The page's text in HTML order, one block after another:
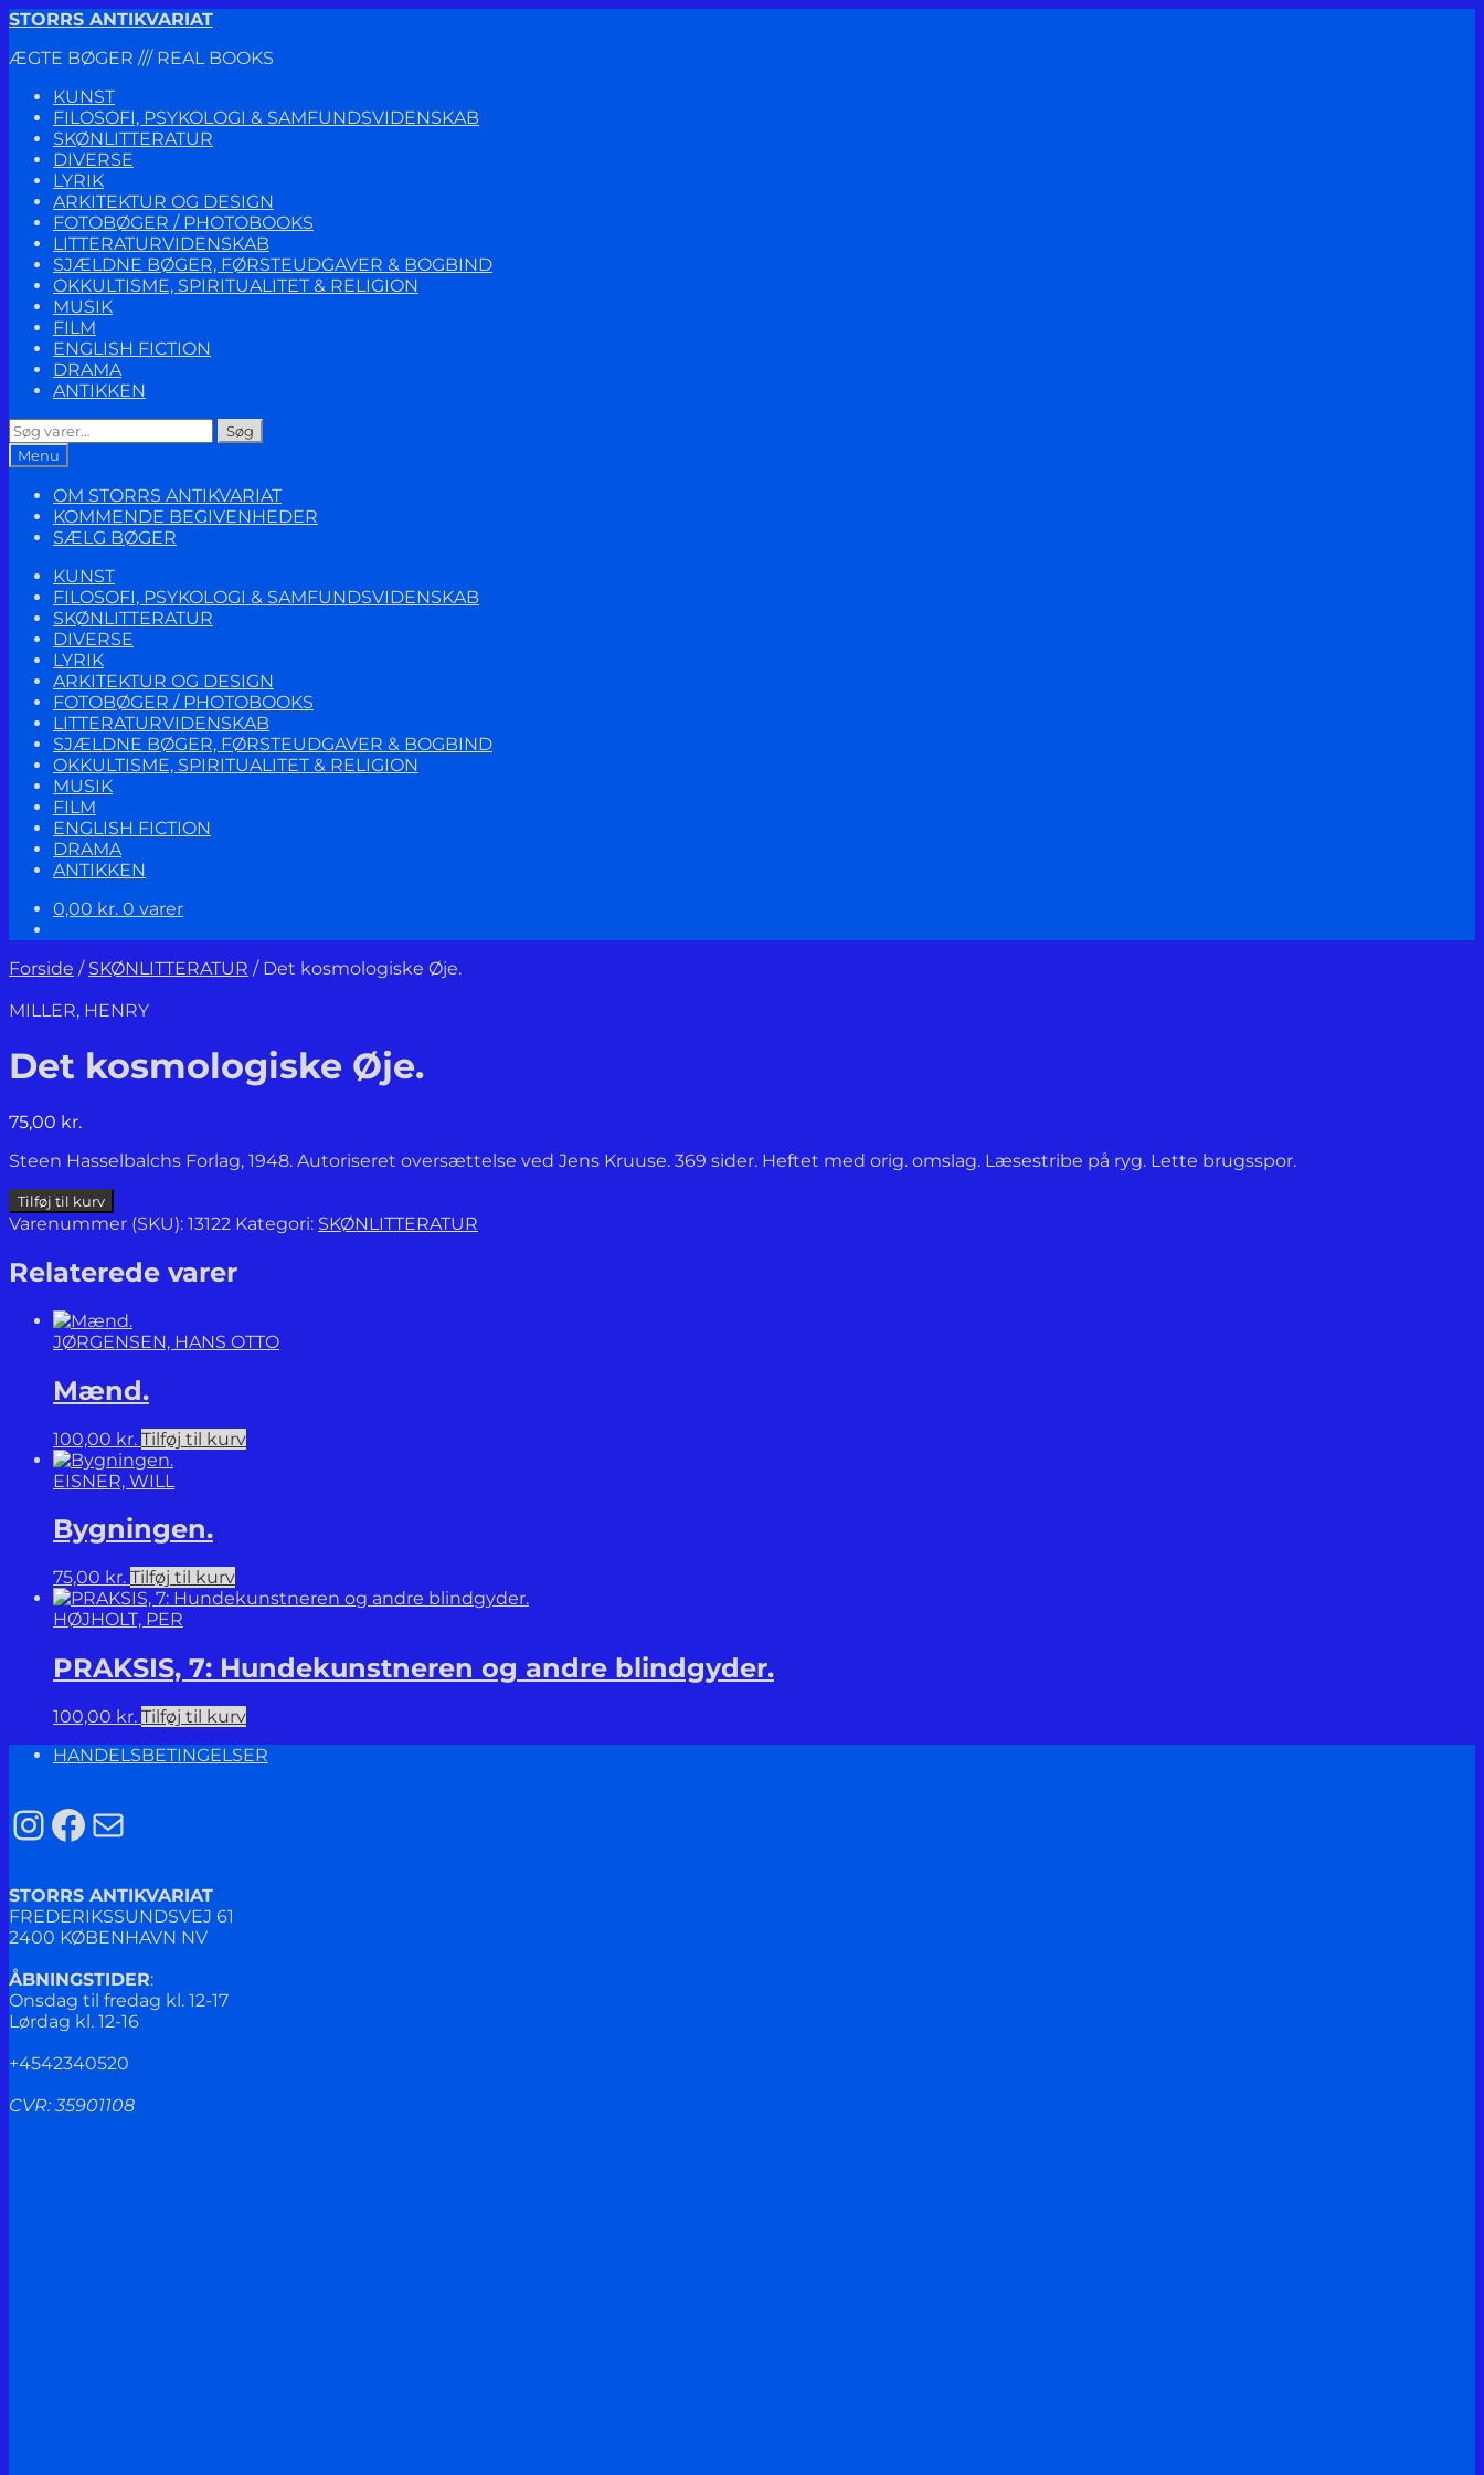
Spring
navigation
Spring
indhold
STORRS ANTIKVARIAT
ÆGTE BØGER /// REAL BOOKS
KUNST
FILOSOFI, PSYKOLOGI & SAMFUNDSVIDENSKAB
SKØNLITTERATUR
DIVERSE
LYRIK
ARKITEKTUR OG DESIGN
FOTOBØGER / PHOTOBOOKS
LITTERATURVIDENSKAB
SJÆLDNE BØGER, FØRSTEUDGAVER & BOGBIND
OKKULTISME, SPIRITUALITET & RELIGION
MUSIK
FILM
ENGLISH FICTION
DRAMA
ANTIKKEN
Søg
efter:
Søg
Menu
OM STORRS ANTIKVARIAT
KOMMENDE BEGIVENHEDER
SÆLG BØGER
KUNST
FILOSOFI, PSYKOLOGI & SAMFUNDSVIDENSKAB
SKØNLITTERATUR
DIVERSE
LYRIK
ARKITEKTUR OG DESIGN
FOTOBØGER / PHOTOBOOKS
LITTERATURVIDENSKAB
SJÆLDNE BØGER, FØRSTEUDGAVER & BOGBIND
OKKULTISME, SPIRITUALITET & RELIGION
MUSIK
FILM
ENGLISH FICTION
DRAMA
ANTIKKEN
0,00 kr. 0 varer
Forside / SKØNLITTERATUR / Det kosmologiske Øje.
MILLER, HENRY
Det kosmologiske Øje.
75,00 kr.
Steen Hasselbalchs Forlag, 1948. Autoriseret oversættelse ved Jens Kruuse. 369 sider. Heftet med orig. omslag. Læsestribe på ryg. Lette brugsspor.
Det
kosmologiske
antal
Tilføj til kurv
Varenummer (SKU): 13122 Kategori: SKØNLITTERATUR
Relaterede varer
JØRGENSEN, HANS OTTO
Mænd.
100,00 kr. Tilføj til kurv
EISNER, WILL
Bygningen.
75,00 kr. Tilføj til kurv
HØJHOLT, PER
PRAKSIS, 7: Hundekunstneren og andre blindgyder.
100,00 kr. Tilføj til kurv
HANDELSBETINGELSER
Instagram
Facebook
Mail
STORRS ANTIKVARIAT
FREDERIKSSUNDSVEJ 61
2400 KØBENHAVN NV
ÅBNINGSTIDER:
Onsdag til fredag kl. 12-17
Lørdag kl. 12-16
+4542340520
CVR: 35901108